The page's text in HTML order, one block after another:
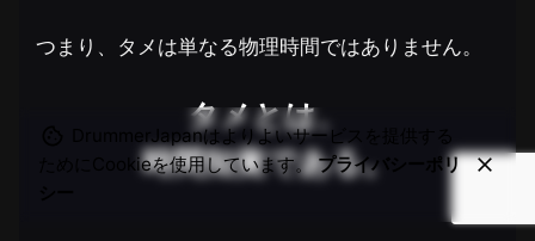
つまり、タメは単なる物理時間ではありません。
タメとは、
時間知覚である。
DrummerJapanはよりよいサービスを提供する
ためにCookieを使用しています。プライバシーポリ